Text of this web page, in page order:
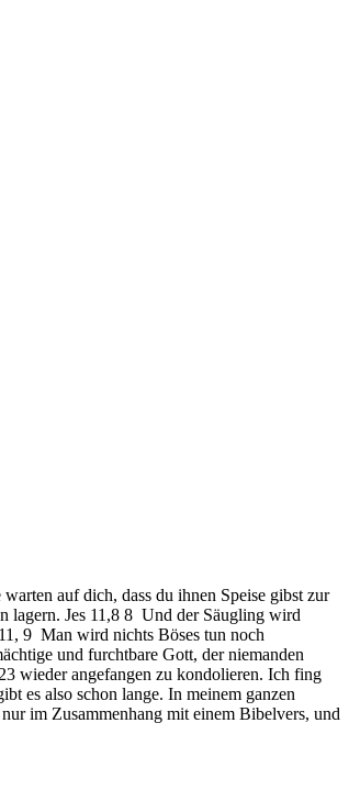
auf dich, dass du ihnen Speise gibst zur
lagern. Jes 11,8 8 Und der Säugling wird
9 Man wird nichts Böses tun noch
und furchtbare Gott, der niemanden
wieder angefangen zu kondolieren. Ich fing
es also schon lange. In meinem ganzen
im Zusammenhang mit einem Bibelvers, und